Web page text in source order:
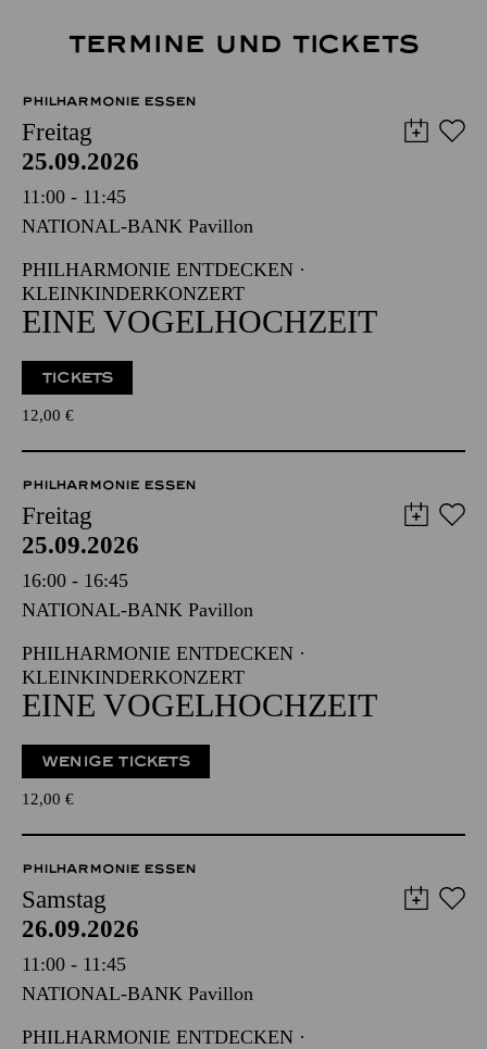
TERMINE UND TICKETS
PHILHARMONIE ESSEN
Freitag
25.09.2026
11:00 - 11:45
NATIONAL-BANK Pavillon
PHILHARMONIE ENTDECKEN ·
KLEINKINDERKONZERT
EINE VOGELHOCHZEIT
TICKETS
12,00 €
PHILHARMONIE ESSEN
Freitag
25.09.2026
16:00 - 16:45
NATIONAL-BANK Pavillon
PHILHARMONIE ENTDECKEN ·
KLEINKINDERKONZERT
EINE VOGELHOCHZEIT
WENIGE TICKETS
12,00 €
PHILHARMONIE ESSEN
Samstag
26.09.2026
11:00 - 11:45
NATIONAL-BANK Pavillon
PHILHARMONIE ENTDECKEN ·